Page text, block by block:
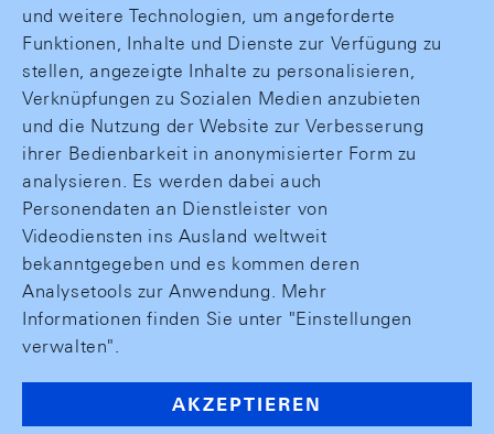
und weitere Technologien, um angeforderte
Funktionen, Inhalte und Dienste zur Verfügung zu
stellen, angezeigte Inhalte zu personalisieren,
Verknüpfungen zu Sozialen Medien anzubieten
und die Nutzung der Website zur Verbesserung
ihrer Bedienbarkeit in anonymisierter Form zu
analysieren. Es werden dabei auch
Personendaten an Dienstleister von
Videodiensten ins Ausland weltweit
bekanntgegeben und es kommen deren
Analysetools zur Anwendung. Mehr
Informationen finden Sie unter "Einstellungen
verwalten".
AKZEPTIEREN